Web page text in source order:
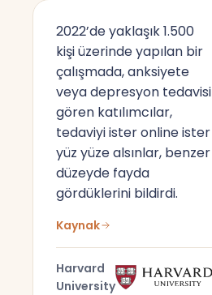
2022’de yaklaşık 1.500
kişi üzerinde yapılan bir
çalışmada, anksiyete
veya depresyon tedavisi
gören katılımcılar,
tedaviyi ister online ister
yüz yüze alsınlar, benzer
düzeyde fayda
gördüklerini bildirdi.
Kaynak
Harvard
University